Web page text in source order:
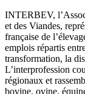
INTERBEV,
et des Viandes,
française de
emplois répartis
transformation, la
L’interprofession
régionaux et
bovine, ovine,